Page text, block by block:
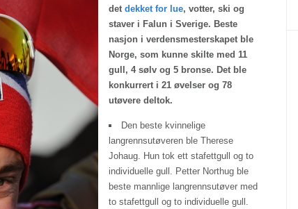
det dekket for lue, votter, ski og
staver i Falun i Sverige. Beste
nasjon i verdensmesterskapet ble
Norge, som kunne skilte med 11
gull, 4 sølv og 5 bronse. Det ble
konkurrert i 21 øvelser og 78
utøvere deltok.
Den beste kvinnelige
langrennsutøveren ble Therese
Johaug. Hun tok ett stafettgull og to
individuelle gull. Petter Northug ble
beste mannlige langrennsutøver med
to stafettgull og to individuelle gull.